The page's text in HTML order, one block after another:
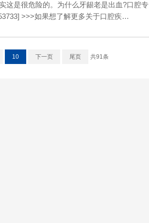
是很危险的。为什么牙龈老是出血?口腔专
>>>如果想了解更多关于口腔疾…
10 下一页 尾页 共91条